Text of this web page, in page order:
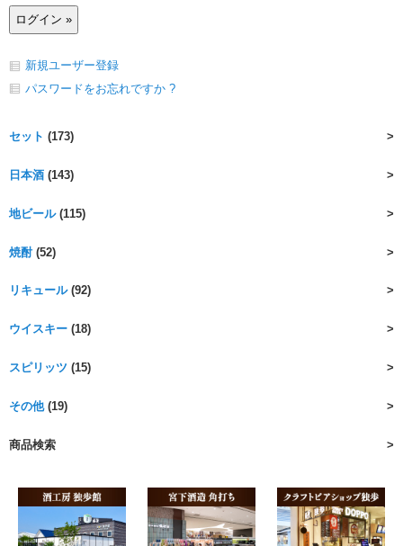
新規ユーザー登録
パスワードをお忘れですか ?
セット (173)
日本酒 (143)
地ビール(115)
焼酎(52)
リキュール(92)
ウイスキー (18)
スピリッツ (15)
その他(19)
商品検索